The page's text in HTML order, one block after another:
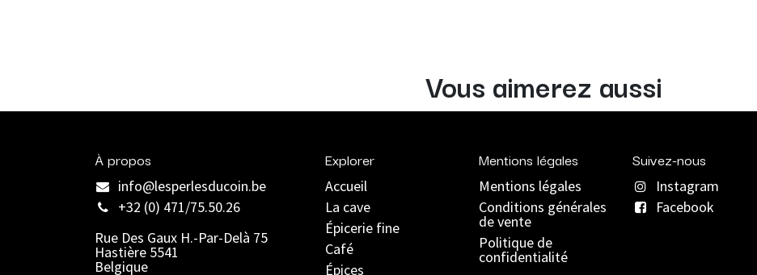
Vous aimerez aussi
À propos
info@lesperlesducoin.be​
+32 (0) 471/75.50.26
Rue Des Gaux H.-Par-Delà 75
Hastière 5541
Belgique
Explorer
Accueil
La cave
Épicerie fine
Café
Épices
Mentions légales
Mentions légales
Conditions générales
de vente
Politique de
confidentialité
Suivez-nous
Instagram
Facebook